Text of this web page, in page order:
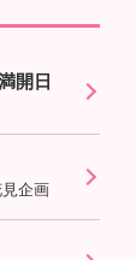
開日
企画